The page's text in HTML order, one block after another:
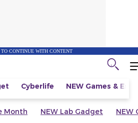
CONTINUE WITH CONTENT
Cyberlife NEW Games &
Month NEW Lab Gadget NEW